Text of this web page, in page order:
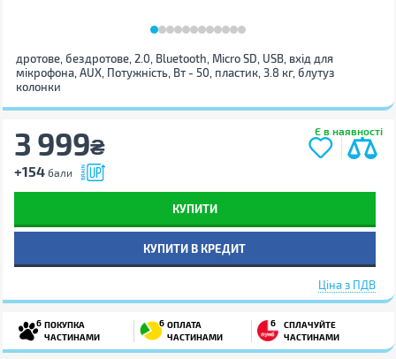
дротове, бездротове, 2.0, Bluetooth, Micro SD, USB, вхід для
мікрофона, AUX, Потужність, Вт - 50, пластик, 3.8 кг, блутуз
колонки
3 999₴
+154бали
Є в наявності
КУПИТИ
КУПИТИ В КРЕДИТ
Ціна з ПДВ
6 ПОКУПКА
ЧАСТИНАМИ
6 ОПЛАТА
ЧАСТИНАМИ
6
СПЛАЧУЙТЕ
ЧАСТИНАМИ